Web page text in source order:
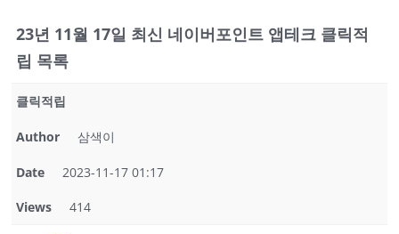
23년 11월 17일 최신 네이버포인트 앱테크 클릭적
립 목록
클릭적립
Author 삼색이
Date 2023-11-17 01:17
Views 414